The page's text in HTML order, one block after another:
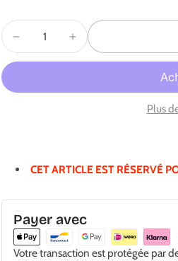
Plus
CET ARTICLE EST RÉSERVÉ
Payer avec
Votre transaction est protégée par